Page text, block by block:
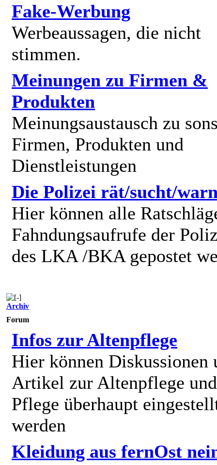
Fake-Werbung
Werbeaussagen, die nicht
stimmen.
Meinungen zu Firmen &
Produkten
Meinungsaustausch zu
Firmen, Produkten und
Dienstleistungen
Die Polizei rät/sucht/
Hier können alle
Fahndungsaufrufe der
des LKA /BKA gepostet
Archiv
Forum
Infos zur Altenpflege
Hier können Diskussionen
Artikel zur Altenpflege
Pflege überhaupt
werden
Kleidung aus fernOst